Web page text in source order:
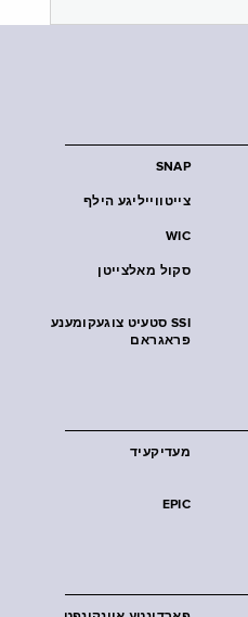
SNAP
צייטווייליגע הילף
WIC
סקול מאלצייטן
SSI סטעיט צוגעקומענע
פראגראם
מעדיקעיד
EPIC